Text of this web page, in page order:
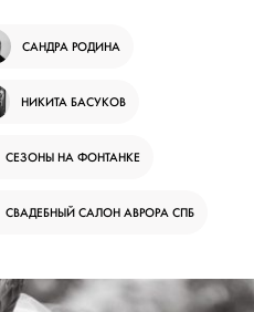
САНДРА РОДИНА
НИКИТА БАСУКОВ
СЕЗОНЫ НА ФОНТАНКЕ
СВАДЕБНЫЙ САЛОН АВРОРА СПБ